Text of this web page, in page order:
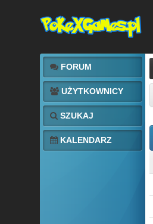
FORUM
UŻYTKOWNICY
SZUKAJ
KALENDARZ